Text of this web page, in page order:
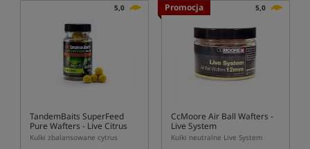
5,0
TandemBaits SuperFeed
Pure Wafters - Live Citrus
Kulki zbalansowane cytrus
Promocja 5,0
CcMoore Air Ball Wafters -
Live System
Kulki neutralne Live System